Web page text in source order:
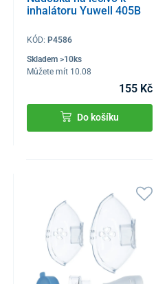
inhalátoru Yuwell 405B
KÓD:P4586
Skladem >10ks
Můžete mít 10.08
155 Kč
Do košíku